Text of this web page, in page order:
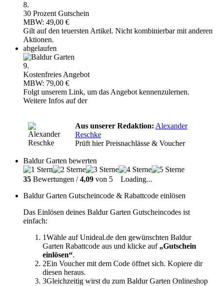
8.
30 Prozent Gutschein
MBW: 49,00 €
Gilt auf den teuersten Artikel. Nicht kombinierbar mit anderen
Aktionen.
abgelaufen
9.
Kostenfreies Angebot
MBW: 79,00 €
Folgt unserem Link, um das Angebot kennenzulernen.
Weitere Infos auf der
Aus unserer Redaktion: Alexander
Reschke
Prüft hier Preisnachlässe & Voucher
Baldur Garten bewerten
35 Bewertungen /4,09 von 5
Loading...
Baldur Garten Gutscheincode & Rabattcode einlösen
Das Einlösen deines Baldur Garten Gutscheincodes ist
einfach:
1Wähle auf Unideal.de den gewünschten Baldur
Garten Rabattcode aus und klicke auf „Gutschein
einlösen“.
2Ein Voucher mit dem Code öffnet sich. Kopiere dir
diesen heraus.
3Gleichzeitig wirst du zum Baldur Garten Onlineshop